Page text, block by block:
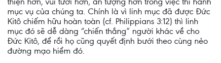
mục vụ của chúng ta. Chính là vì linh mục đã được Đức
Kitô chiếm hữu hoàn toàn (cf. Philippians 3:12) thì linh
mục đó sẽ dễ dàng “chiến thắng” người khác về cho
Đức Kitô, để rồi họ cũng quyết định bưới theo cùng nẻo
đường mạo hiểm đó.